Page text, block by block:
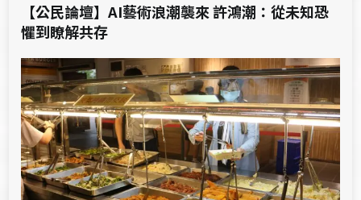
【公民論壇】AI藝術浪潮襲來 許鴻潮：從未知恐
懼到瞭解共存